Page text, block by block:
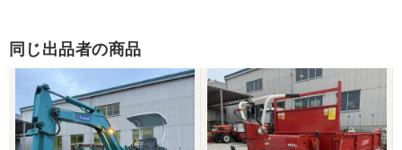
同じ出品者の商品